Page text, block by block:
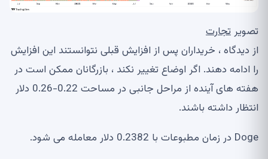
تصویر تجارت
از دیدگاه ، خریداران پس از افزایش قبلی نتوانستند این افزایش
را ادامه دهند. اگر اوضاع تغییر نکند ، بازرگانان ممکن است در
هفته های آینده از مراحل جانبی در مساحت 0.22-0.26 دلار
انتظار داشته باشند.
Doge در زمان مطبوعات با 0.2382 دلار معامله می شود.